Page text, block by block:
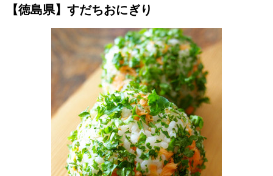
【徳島県】すだちおにぎり